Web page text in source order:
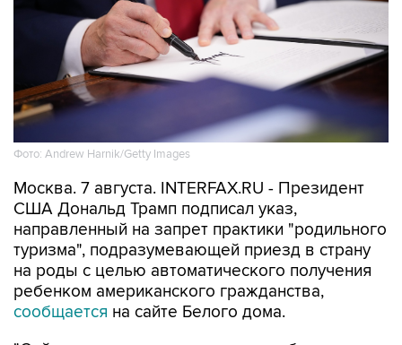
Фото: Andrew Harnik/Getty Images
Москва. 7 августа. INTERFAX.RU - Президент
США Дональд Трамп подписал указ,
направленный на запрет практики "родильного
туризма", подразумевающей приезд в страну
на роды с целью автоматического получения
ребенком американского гражданства,
сообщается на сайте Белого дома.